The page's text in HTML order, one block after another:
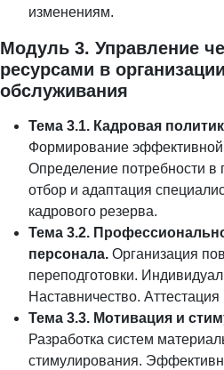
изменениям.
Модуль 3. Управление
ресурсами в
обслуживания
Тема 3.1. Кадровая
Формирование эффективной
Определение потребности в
отбор и адаптация
кадрового резерва.
Тема 3.2.
персонала. Организация
переподготовки.
Наставничество.
Тема 3.3. Мотивация и
Разработка систем
стимулирования.